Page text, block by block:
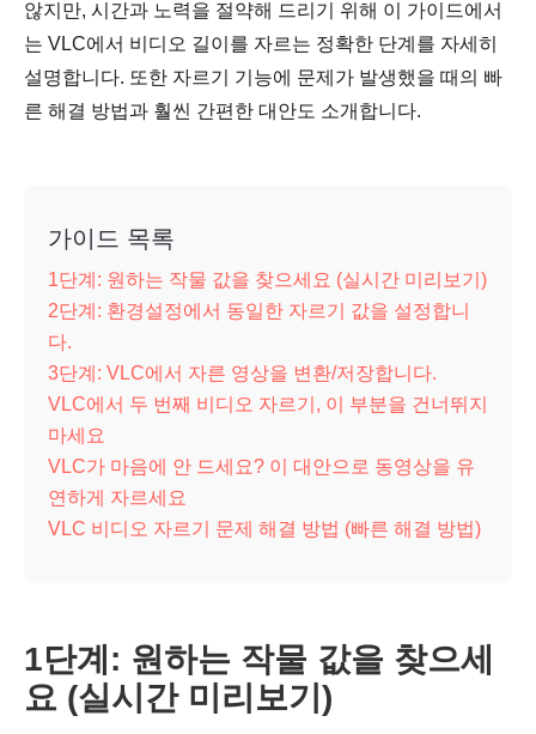
않지만, 시간과 노력을 절약해 드리기 위해 이 가이드에서
는 VLC에서 비디오 길이를 자르는 정확한 단계를 자세히
설명합니다. 또한 자르기 기능에 문제가 발생했을 때의 빠
른 해결 방법과 훨씬 간편한 대안도 소개합니다.
가이드 목록
1단계: 원하는 작물 값을 찾으세요 (실시간 미리보기)
2단계: 환경설정에서 동일한 자르기 값을 설정합니
다.
3단계: VLC에서 자른 영상을 변환/저장합니다.
VLC에서 두 번째 비디오 자르기, 이 부분을 건너뛰지
마세요
VLC가 마음에 안 드세요? 이 대안으로 동영상을 유
연하게 자르세요
VLC 비디오 자르기 문제 해결 방법 (빠른 해결 방법)
1단계: 원하는 작물 값을 찾으세
요 (실시간 미리보기)